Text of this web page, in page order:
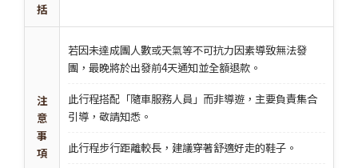
括
注
意
事
項
若因未達成團人數或天氣等不可抗力因素導致無法發
團，最晚將於出發前4天通知並全額退款。
此行程搭配「隨車服務人員」而非導遊，主要負責集合
引導，敬請知悉。
此行程步行距離較長，建議穿著舒適好走的鞋子。